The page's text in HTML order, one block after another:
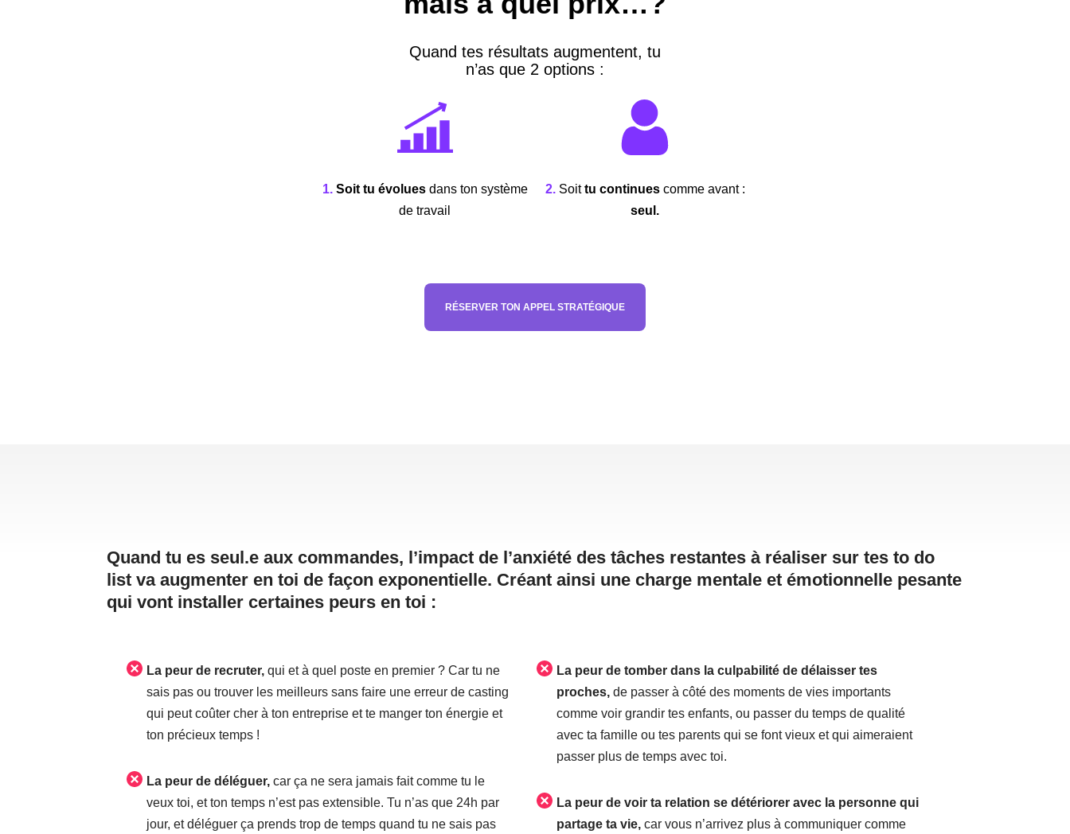
Quand tes résultats augmentent, tu
n’as que 2 options :
1. Soit tu évolues dans ton système
de travail
2. Soittu continues comme avant :
seul.
RÉSERVER TON APPEL STRATÉGIQUE
Quand tu es seul.e aux commandes, l’impact de l’anxiété des tâches restantes à réaliser sur tes to do
list va augmenter en toi de façon exponentielle. Créant ainsi une charge mentale et émotionnelle pesante
qui vont installer certaines peurs en toi :
La peur de recruter, qui et à quel poste en premier ? Car tu ne
sais pas ou trouver les meilleurs sans faire une erreur de casting
qui peut coûter cher à ton entreprise et te manger ton énergie et
ton précieux temps !
La peur de déléguer, car ça ne sera jamais fait comme tu le
veux toi, et ton temps n’est pas extensible. Tu n’as que 24h par
jour, et déléguer ça prends trop de temps quand tu ne sais pas
La peur de tomber dans la culpabilité de délaisser tes
proches,de passer à côté des moments de vies importants
comme voir grandir tes enfants, ou passer du temps de qualité
avec ta famille ou tes parents qui se font vieux et qui aimeraient
passer plus de temps avec toi.
La peur de voir ta relation se détériorer avec la personne qui
partage ta vie,car vous n’arrivez plus à communiquer comme